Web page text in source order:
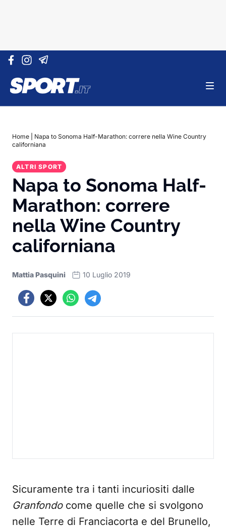
Vai al contenuto
Home
Napa to Sonoma Half-Marathon: correre nella Wine Country
californiana
ALTRI SPORT
Napa to Sonoma Half-
Marathon: correre
nella Wine Country
californiana
Mattia Pasquini 10 Luglio 2019
Sicuramente tra i tanti incuriositi dalle
Granfondocome quelle che si svolgono
nelle Terre di Franciacorta e del Brunello,